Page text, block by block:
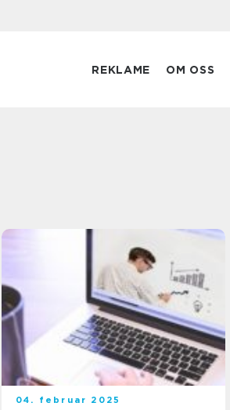
REKLAME OM OSS
04. februar 2025